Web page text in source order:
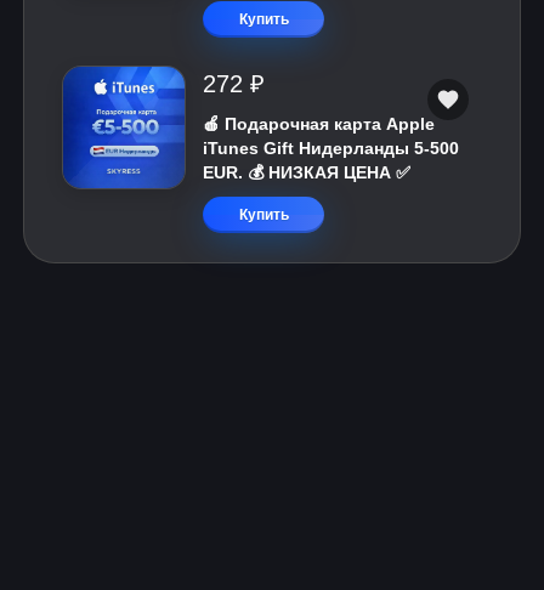
Купить
272 ₽
🍎 Подарочная карта Apple
iTunes Gift Нидерланды 5-500
EUR. 💰 НИЗКАЯ ЦЕНА ✅
Купить